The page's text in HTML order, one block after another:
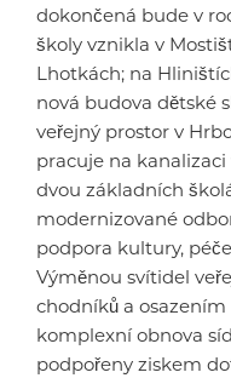
dokončená bude v
školy vznikla v
Lhotkách; na
nová budova dětské
veřejný prostor v
pracuje na
dvou základních
modernizované
podpora kultury,
Výměnou svítidel
chodníků a
komplexní obnova
podpořeny ziskem